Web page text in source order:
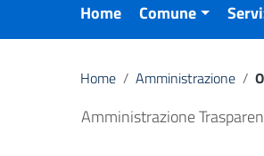
Home Comune
Home / Amministrazione /
Amministrazione